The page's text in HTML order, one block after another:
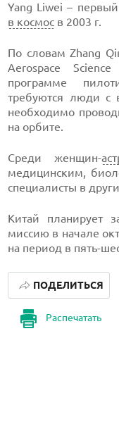
Yang Liwei –
в космос в 2003 г.
По словам Zhang
Aerospace
программе
требуются люди с
необходимо
на орбите.
Среди женщин-
медицинским,
специалисты в
Китай планирует
миссию в начале
на период в пять-
Распечатать
ПОДЕЛИТЬСЯ